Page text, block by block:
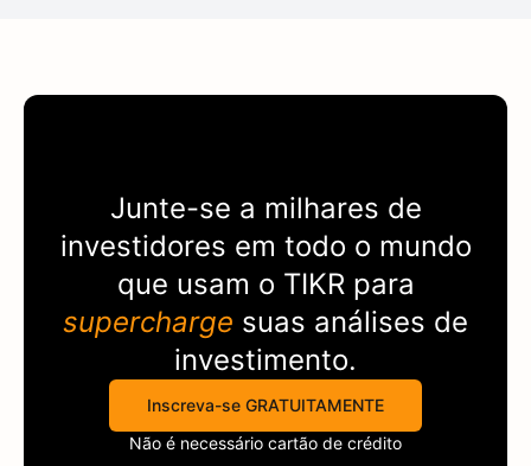
Junte-se a milhares de
investidores em todo o mundo
que usam o TIKR para
supercharge suas análises de
investimento.
Inscreva-se GRATUITAMENTE
Não é necessário cartão de crédito